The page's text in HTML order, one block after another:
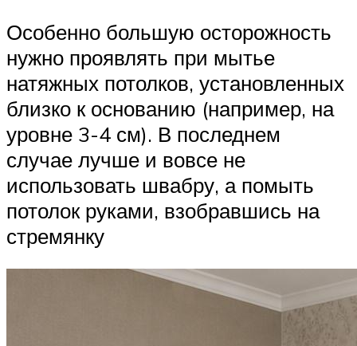
Особенно большую осторожность
нужно проявлять при мытье
натяжных потолков, установленных
близко к основанию (например, на
уровне 3-4 см). В последнем
случае лучше и вовсе не
использовать швабру, а помыть
потолок руками, взобравшись на
стремянку